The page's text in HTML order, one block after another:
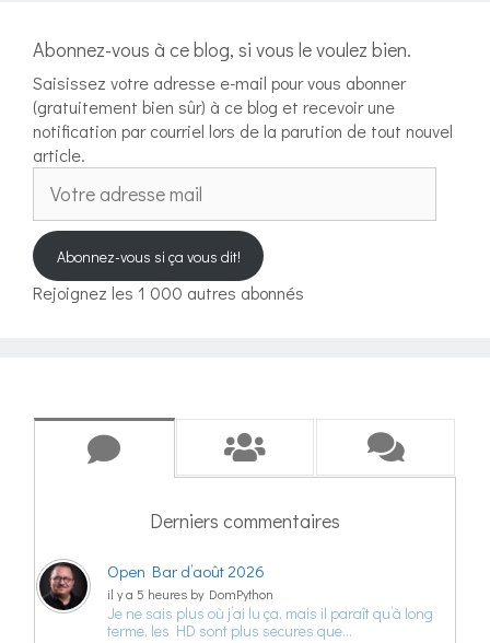
Abonnez-vous à ce blog, si vous le voulez bien.
Saisissez votre adresse e-mail pour vous abonner
(gratuitement bien sûr) à ce blog et recevoir une
notification par courriel lors de la parution de tout nouvel
article.
adresse
mail
Abonnez-vous si ça vous dit!
Rejoignez les 1 000 autres abonnés
Derniers commentaires
Open Bar d’août 2026
il y a 5 heures by DomPython
Je ne sais plus où j’ai lu ça, mais il paraît qu’à long
terme, les HD sont plus secures que…